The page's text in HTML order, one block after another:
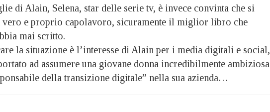
di Alain, Selena, star delle serie tv, è invece convinta che si
vero e proprio capolavoro, sicuramente il miglior libro che
mai scritto.
la situazione è l’interesse di Alain per i media digitali e social,
ad assumere una giovane donna incredibilmente ambiziosa
della transizione digitale” nella sua azienda…